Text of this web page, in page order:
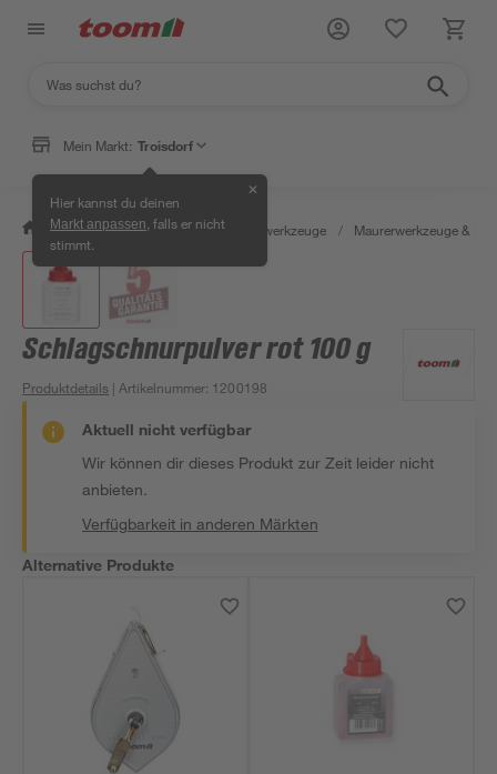
Mein Markt: Troisdorf
Hier kannst du deinen
Markt anpassen , falls er nicht
stimmt.
✕
/ Werkstatt & Maschinen / Handwerkzeuge / Maurerwerkzeuge &
Schlagschnurpulver rot 100 g
Produktdetails | Artikelnummer: 1200198
Aktuell nicht verfügbar
Wir können dir dieses Produkt zur Zeit leider nicht
anbieten.
Verfügbarkeit in anderen Märkten
Alternative Produkte